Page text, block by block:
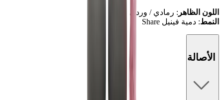
اللون الظاهر : رمادي / وردي
النمط: دمية فينيل Share
الأصالة